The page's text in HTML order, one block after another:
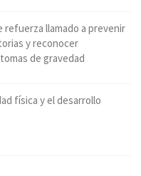
refuerza llamado a prevenir
y reconocer
de gravedad
física y el desarrollo